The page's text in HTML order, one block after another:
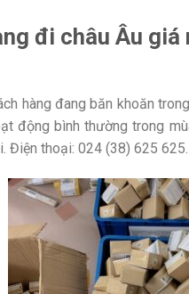
đi châu Âu
hàng đang băn khoăn
động bình thường trong
Điện thoại: 024 (38) 625 625.